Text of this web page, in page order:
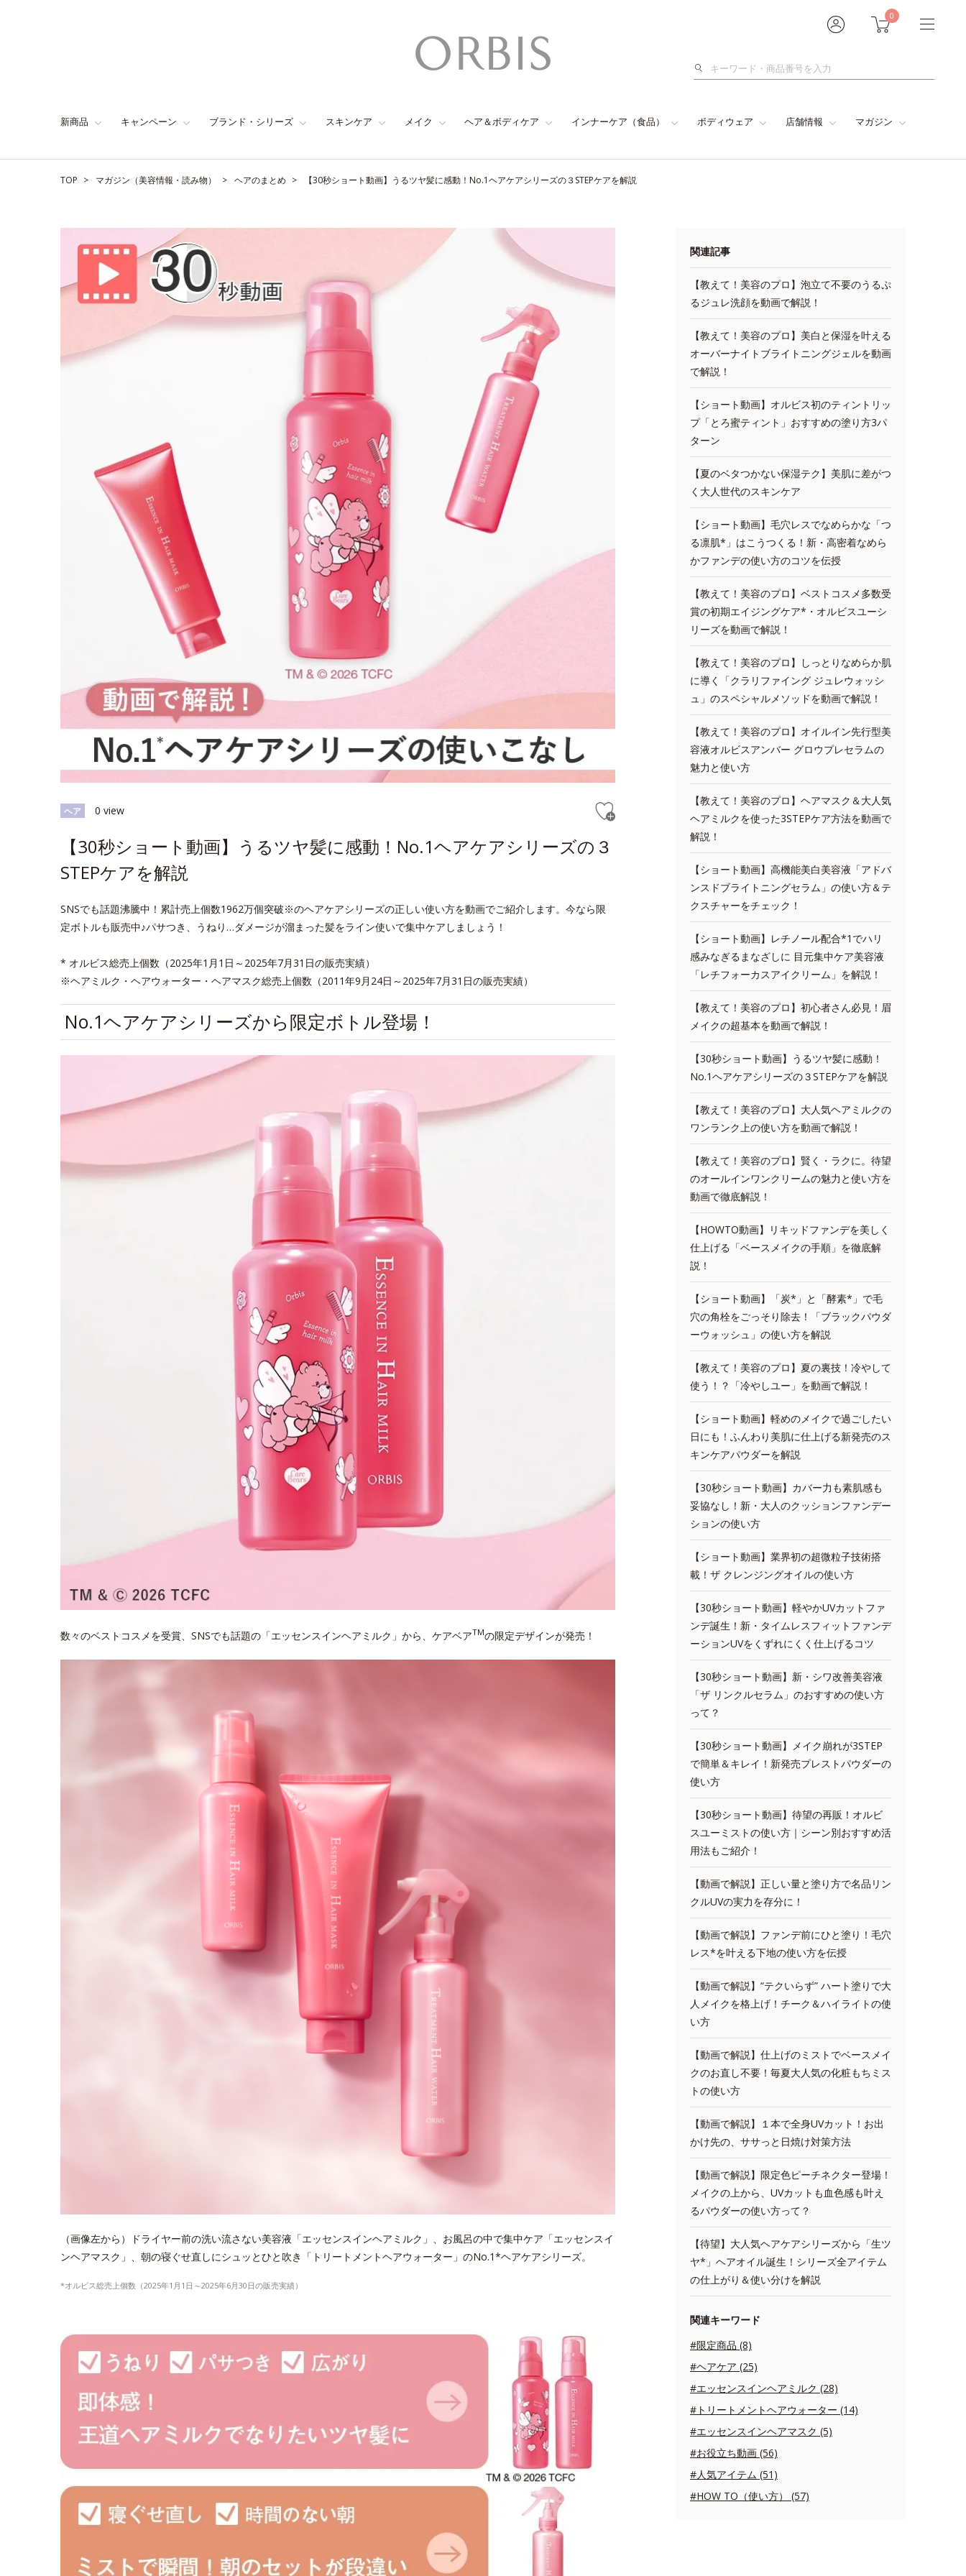
0
検
新商品 キャンペーン ブランド・シリーズ スキンケア メイク ヘア＆ボディケア インナーケア（食品） ボディウェア 店舗情報 マガジン
TOP マガジン（美容情報・読み物） ヘアのまとめ 【30秒ショート動画】うるツヤ髪に感動！No.1ヘアケアシリーズの３STEPケアを解説
ヘア 0 view
【30秒ショート動画】うるツヤ髪に感動！No.1ヘアケアシリーズの３
STEPケアを解説
SNSでも話題沸騰中！累計売上個数1962万個突破※のヘアケアシリーズの正しい使い方を動画でご紹介します。今なら限
定ボトルも販売中♪パサつき、うねり…ダメージが溜まった髪をライン使いで集中ケアしましょう！
* オルビス総売上個数（2025年1月1日～2025年7月31日の販売実績）
※ヘアミルク・ヘアウォーター・ヘアマスク総売上個数（2011年9月24日～2025年7月31日の販売実績）
No.1ヘアケアシリーズから限定ボトル登場！
数々のベストコスメを受賞、SNSでも話題の「エッセンスインヘアミルク」から、ケアベアTMの限定デザインが発売！
（画像左から）ドライヤー前の洗い流さない美容液「エッセンスインヘアミルク」、お風呂の中で集中ケア「エッセンスイ
ンヘアマスク」、朝の寝ぐせ直しにシュッとひと吹き「トリートメントヘアウォーター」のNo.1*ヘアケアシリーズ。
*オルビス総売上個数（2025年1月1日～2025年6月30日の販売実績）
関連記事
【教えて！美容のプロ】泡立て不要のうるぷ
るジュレ洗顔を動画で解説！
【教えて！美容のプロ】美白と保湿を叶える
オーバーナイトブライトニングジェルを動画
で解説！
【ショート動画】オルビス初のティントリッ
プ「とろ蜜ティント」おすすめの塗り方3パ
ターン
【夏のベタつかない保湿テク】美肌に差がつ
く大人世代のスキンケア
【ショート動画】毛穴レスでなめらかな「つ
る凛肌*」はこうつくる！新・高密着なめら
かファンデの使い方のコツを伝授
【教えて！美容のプロ】ベストコスメ多数受
賞の初期エイジングケア*・オルビスユーシ
リーズを動画で解説！
【教えて！美容のプロ】しっとりなめらか肌
に導く「クラリファイング ジュレウォッシ
ュ」のスペシャルメソッドを動画で解説！
【教えて！美容のプロ】オイルイン先行型美
容液オルビスアンバー グロウプレセラムの
魅力と使い方
【教えて！美容のプロ】ヘアマスク＆大人気
ヘアミルクを使った3STEPケア方法を動画で
解説！
【ショート動画】高機能美白美容液「アドバ
ンスドブライトニングセラム」の使い方＆テ
クスチャーをチェック！
【ショート動画】レチノール配合*1でハリ
感みなぎるまなざしに 目元集中ケア美容液
「レチフォーカスアイクリーム」を解説！
【教えて！美容のプロ】初心者さん必見！眉
メイクの超基本を動画で解説！
【30秒ショート動画】うるツヤ髪に感動！
No.1ヘアケアシリーズの３STEPケアを解説
【教えて！美容のプロ】大人気ヘアミルクの
ワンランク上の使い方を動画で解説！
【教えて！美容のプロ】賢く・ラクに。待望
のオールインワンクリームの魅力と使い方を
動画で徹底解説！
【HOWTO動画】リキッドファンデを美しく
仕上げる「ベースメイクの手順」を徹底解
説！
【ショート動画】「炭*」と「酵素*」で毛
穴の角栓をごっそり除去！「ブラックパウダ
ーウォッシュ」の使い方を解説
【教えて！美容のプロ】夏の裏技！冷やして
使う！？「冷やしユー」を動画で解説！
【ショート動画】軽めのメイクで過ごしたい
日にも！ふんわり美肌に仕上げる新発売のス
キンケアパウダーを解説
【30秒ショート動画】カバー力も素肌感も
妥協なし！新・大人のクッションファンデー
ションの使い方
【ショート動画】業界初の超微粒子技術搭
載！ザ クレンジングオイルの使い方
【30秒ショート動画】軽やかUVカットファ
ンデ誕生！新・タイムレスフィットファンデ
ーションUVをくずれにくく仕上げるコツ
【30秒ショート動画】新・シワ改善美容液
「ザ リンクルセラム」のおすすめの使い方
って？
【30秒ショート動画】メイク崩れが3STEP
で簡単＆キレイ！新発売プレストパウダーの
使い方
【30秒ショート動画】待望の再販！オルビ
スユーミストの使い方｜シーン別おすすめ活
用法もご紹介！
【動画で解説】正しい量と塗り方で名品リン
クルUVの実力を存分に！
【動画で解説】ファンデ前にひと塗り！毛穴
レス*を叶える下地の使い方を伝授
【動画で解説】“テクいらず” ハート塗りで大
人メイクを格上げ！チーク＆ハイライトの使
い方
【動画で解説】仕上げのミストでベースメイ
クのお直し不要！毎夏大人気の化粧もちミス
トの使い方
【動画で解説】１本で全身UVカット！お出
かけ先の、ササっと日焼け対策方法
【動画で解説】限定色ピーチネクター登場！
メイクの上から、UVカットも血色感も叶え
るパウダーの使い方って？
【待望】大人気ヘアケアシリーズから「生ツ
ヤ*」ヘアオイル誕生！シリーズ全アイテム
の仕上がり＆使い分けを解説
関連キーワード
#限定商品 (8)
#ヘアケア (25)
#エッセンスインヘアミルク (28)
#トリートメントヘアウォーター (14)
#エッセンスインヘアマスク (5)
#お役立ち動画 (56)
#人気アイテム (51)
#HOW TO（使い方） (57)